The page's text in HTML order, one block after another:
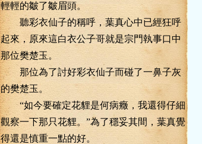
輕輕的皺了皺眉頭。
聽彩衣仙子的稱呼，葉真心中已經狂呼
起來，原來這白衣公子哥就是宗門執事口中
那位樊楚玉。
那位為了討好彩衣仙子而碰了一鼻子灰
的樊楚玉。
“如今要確定花貍是何病癥，我還得仔細
觀察一下那只花貍。”為了穩妥其間，葉真覺
得還是慎重一點的好。